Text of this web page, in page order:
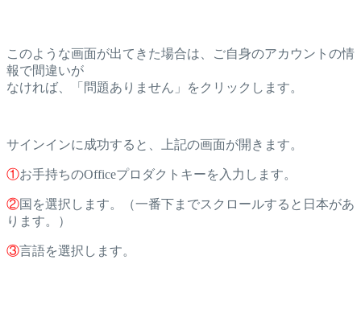
このような画面が出てきた場合は、ご自身のアカウントの情
報で間違いが
なければ、「問題ありません」をクリックします。
サインインに成功すると、上記の画面が開きます。
①お手持ちのOfficeプロダクトキーを入力します。
②国を選択します。（一番下までスクロールすると日本があ
ります。）
③言語を選択します。